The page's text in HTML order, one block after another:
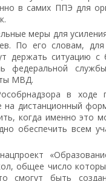
в самих ППЭ для
меры для
По его словам,
держать ситуацию с
федеральной
МВД.
в ходе
дистанционный
когда именно это
обеспечить всем
общее число
быть